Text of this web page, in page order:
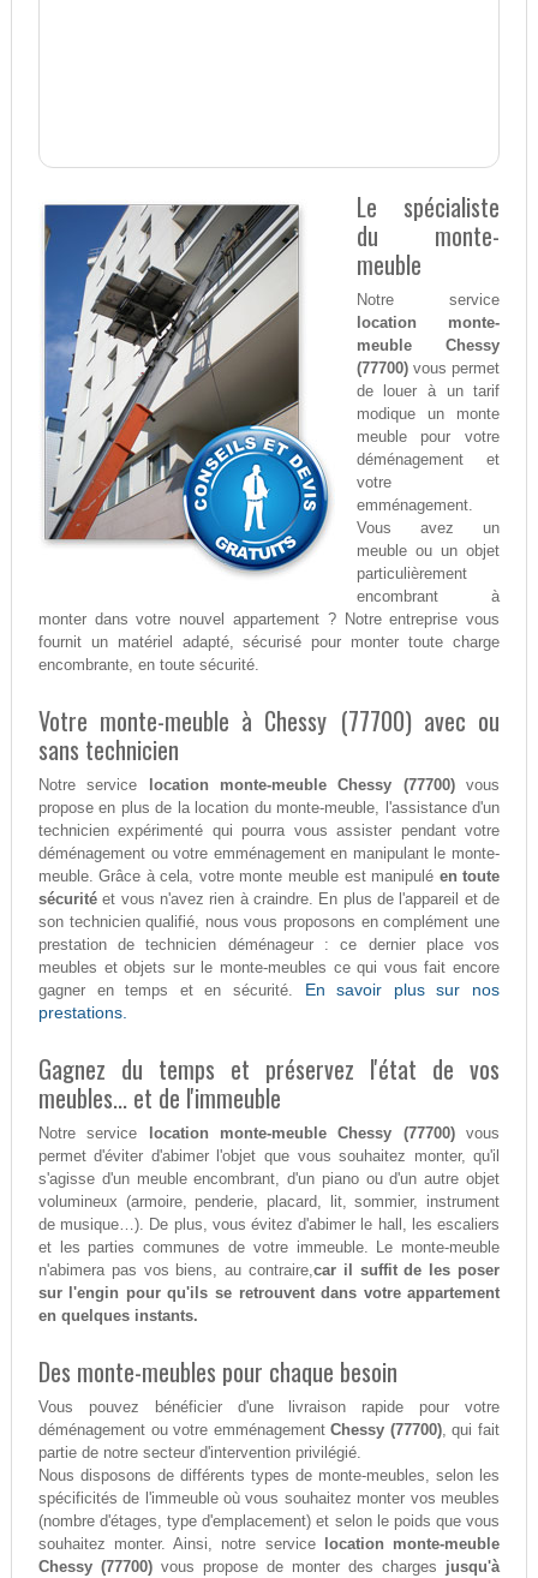
Le spécialiste
du monte-
meuble
Notre service
location monte-
meuble Chessy
(77700)vous permet
de louer à un tarif
modique un monte
meuble pour votre
déménagement et
votre
emménagement.
Vous avez un
meuble ou un objet
particulièrement
encombrant à
monter dans votre nouvel appartement ? Notre entreprise vous
fournit un matériel adapté, sécurisé pour monter toute charge
encombrante, en toute sécurité.
Votre monte-meuble à Chessy (77700) avec ou
sans technicien
Notre service location monte-meuble Chessy (77700)vous
propose en plus de la location du monte-meuble, l'assistance d'un
technicien expérimenté qui pourra vous assister pendant votre
déménagement ou votre emménagement en manipulant le monte-
meuble. Grâce à cela, votre monte meuble est manipulé en toute
sécuritéet vous n'avez rien à craindre. En plus de l'appareil et de
son technicien qualifié, nous vous proposons en complément une
prestation de technicien déménageur : ce dernier place vos
meubles et objets sur le monte-meubles ce qui vous fait encore
gagner en temps et en sécurité. En savoir plus sur nos
prestations.
Gagnez du temps et préservez l'état de vos
meubles... et de l'immeuble
Notre service location monte-meuble Chessy (77700)vous
permet d'éviter d'abimer l'objet que vous souhaitez monter, qu'il
s'agisse d'un meuble encombrant, d'un piano ou d'un autre objet
volumineux (armoire, penderie, placard, lit, sommier, instrument
de musique…). De plus, vous évitez d'abimer le hall, les escaliers
et les parties communes de votre immeuble. Le monte-meuble
n'abimera pas vos biens, au contraire,car il suffit de les poser
sur l'engin pour qu'ils se retrouvent dans votre appartement
en quelques instants.
Des monte-meubles pour chaque besoin
Vous pouvez bénéficier d'une livraison rapide pour votre
déménagement ou votre emménagementChessy (77700), qui fait
partie de notre secteur d'intervention privilégié.
Nous disposons de différents types de monte-meubles, selon les
spécificités de l'immeuble où vous souhaitez monter vos meubles
(nombre d'étages, type d'emplacement) et selon le poids que vous
souhaitez monter. Ainsi, notre service
location monte-meuble
Chessy (77700)vous propose de monter des charges jusqu'à